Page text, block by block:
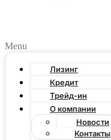
Menu
Лизинг
Кредит
Трейд-ин
О компании
Новости
Контакты